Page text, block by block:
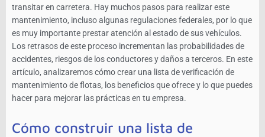
transitar en carretera. Hay muchos pasos para realizar este
mantenimiento, incluso algunas regulaciones federales, por lo que
es muy importante prestar atención al estado de sus vehículos.
Los retrasos de este proceso incrementan las probabilidades de
accidentes, riesgos de los conductores y daños a terceros. En este
artículo, analizaremos cómo crear una lista de verificación de
mantenimiento de flotas, los beneficios que ofrece y lo que puedes
hacer para mejorar las prácticas en tu empresa.
Cómo construir una lista de